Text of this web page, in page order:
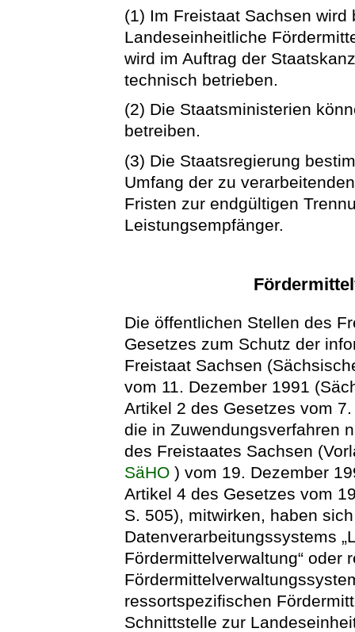
(1) Im Freistaat Sachsen
Landeseinheitliche
wird im Auftrag der
technisch betrieben.
(2) Die Staatsministerien
betreiben.
(3) Die Staatsregierung
Umfang der zu
Fristen zur endgültigen
Leistungsempfänger.
Die öffentlichen Stellen des
Gesetzes zum Schutz der
Freistaat Sachsen
vom 11. Dezember 1991
Artikel 2 des Gesetzes vom
die in Zuwendungsverfahren
des Freistaates Sachsen
SäHO ) vom 19. Dezember
Artikel 4 des Gesetzes vom
S. 505), mitwirken, haben
Datenverarbeitungssystems
Fördermittelverwaltung“ oder
ressortspezifischen
Schnittstelle zur